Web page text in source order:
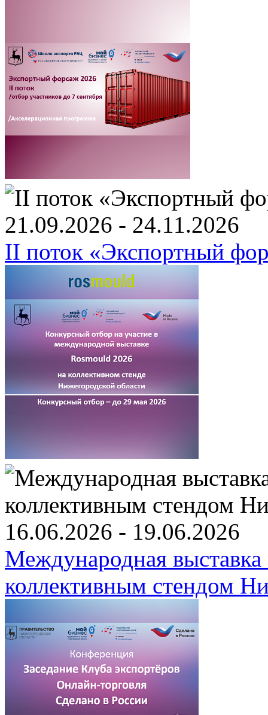
21.09.2026 - 24.11.2026
II поток «Экспортный
16.06.2026 - 19.06.2026
Международная
коллективным стендом